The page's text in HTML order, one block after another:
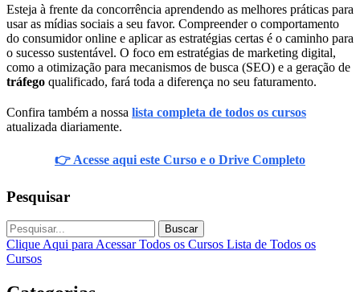
Esteja à frente da concorrência aprendendo as melhores práticas para
usar as mídias sociais a seu favor. Compreender o comportamento
do consumidor online e aplicar as estratégias certas é o caminho para
o sucesso sustentável. O foco em estratégias de marketing digital,
como a otimização para mecanismos de busca (SEO) e a geração de
tráfego qualificado, fará toda a diferença no seu faturamento.
Confira também a nossa lista completa de todos os cursos
atualizada diariamente.
👉 Acesse aqui este Curso e o Drive Completo
Pesquisar
Buscar
Clique Aqui para Acessar Todos os Cursos Lista de Todos os
Cursos